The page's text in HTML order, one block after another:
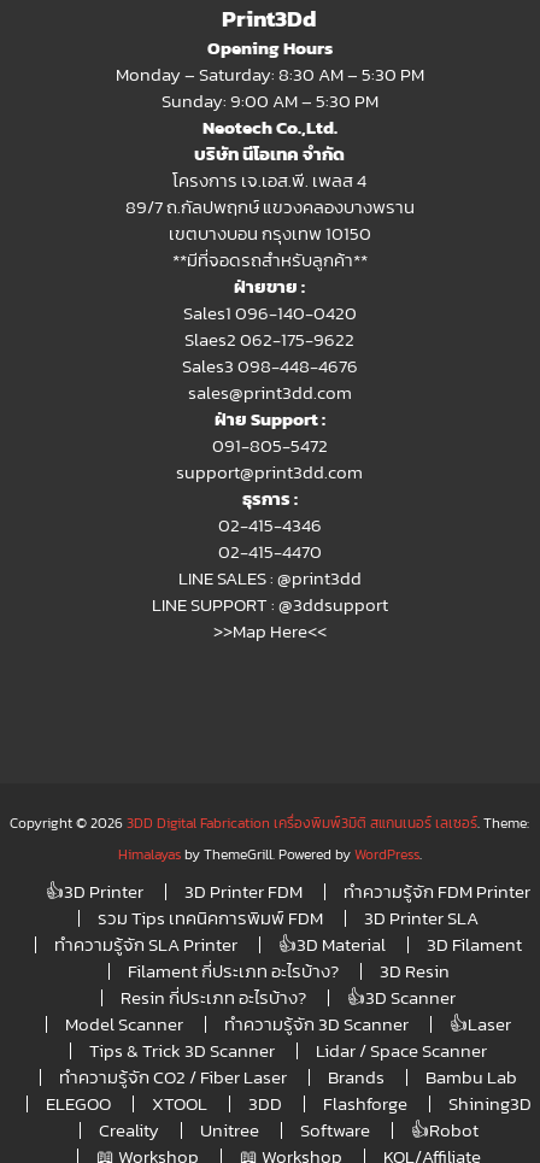
Print3Dd
Opening Hours
Monday – Saturday: 8:30 AM – 5:30 PM
Sunday: 9:00 AM – 5:30 PM
Neotech Co.,Ltd.
บริษัท นีโอเทค จำกัด
โครงการ เจ.เอส.พี. เพลส 4
89/7 ถ.กัลปพฤกษ์ แขวงคลองบางพราน
เขตบางบอน กรุงเทพ 10150
**มีที่จอดรถสำหรับลูกค้า**
ฝ่ายขาย :
Sales1 096-140-0420
Slaes2062-175-9622
Sales3 098-448-4676
sales@print3dd.com
ฝ่าย Support :
091-805-5472
support@print3dd.com
ธุรการ :
02-415-4346
02-415-4470
LINE SALES :@print3dd
LINE SUPPORT :@3ddsupport
>>Map Here<<
Copyright © 20263DD Digital Fabrication เครื่องพิมพ์3มิติ สแกนเนอร์ เลเซอร์. Theme:
Himalayasby ThemeGrill. Powered byWordPress.
👍3D Printer 3D Printer FDM
ทำความรู้จัก FDM Printer
รวม Tips เทคนิคการพิมพ์ FDM
3D Printer SLA
ทำความรู้จัก SLA Printer
👍3D Material
3D Filament
Filament กี่ประเภท อะไรบ้าง?
3D Resin
Resin กี่ประเภท อะไรบ้าง?
👍3D Scanner
Model Scanner
ทำความรู้จัก 3D Scanner
👍Laser
Tips & Trick 3D Scanner
Lidar / Space Scanner
ทำความรู้จัก CO2 / Fiber Laser
Brands
Bambu Lab
ELEGOO
XTOOL 3DD Flashforge
Shining3D
Creality
Unitree Software
👍Robot
📖 Workshop
📖 Workshop KOL/Affiliate